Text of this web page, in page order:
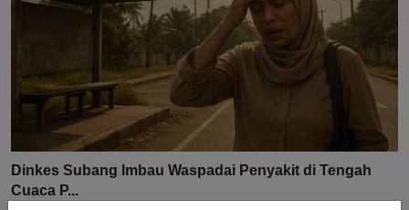
Dinkes Subang Imbau Waspadai Penyakit di Tengah
Cuaca P...